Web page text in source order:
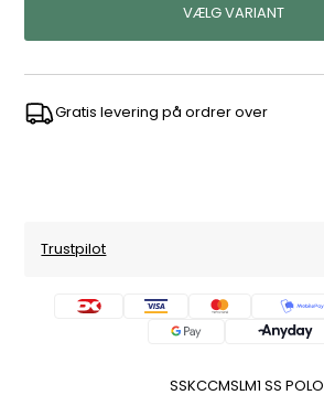
VÆLG VARIANT
Gratis levering på ordrer over
Trustpilot
SSKCCMSLM1 SS POLO